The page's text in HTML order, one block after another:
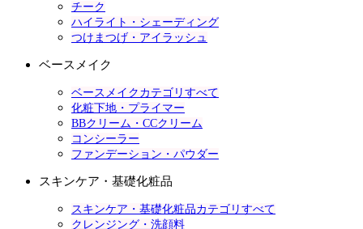
チーク
ハイライト・シェーディング
つけまつげ・アイラッシュ
ベースメイク
ベースメイクカテゴリすべて
化粧下地・プライマー
BBクリーム・CCクリーム
コンシーラー
ファンデーション・パウダー
スキンケア・基礎化粧品
スキンケア・基礎化粧品カテゴリすべて
クレンジング・洗顔料